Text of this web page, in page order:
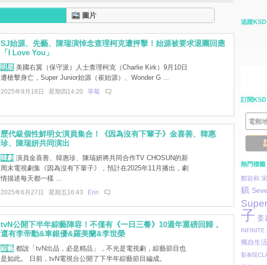
圖片
SJ始源、先藝、陳瑞演悼念查理柯克遭抨擊！始源被要求退團回應
「I Love You」
明星美國右翼（保守派）人士查理柯克（Charlie Kirk）9月10日
遭槍擊身亡，Super Junior始源（崔始源）、Wonder G ...
2025年9月18日 星期四14:20 草莓
歷代級個性鮮明女演員集合！《因為沒有下輩子》金喜善、韓惠
珍、陳瑞妍共同演出
韓劇 演員金喜善、韓惠珍、陳瑞妍將共同合作TV CHOSUN的新
周末電視劇集《因為沒有下輩子》，預計在2025年11月播出，劇
情描述每天都一樣 ...
2025年6月27日 星期五16:43 Erin
tvN公開下半年綜藝陣容！不僅有《一日三餐》10週年重磅回歸，
還有李帝勳&車銀優&羅美蘭&李世榮
綜藝都說「tvN出品，必是精品」，不光是電視劇，綜藝節目也
是如此。 日前，tvN電視台公開了下半年綜藝節目編成。
追蹤KSD
訂閱KSD
熱門標籤
鄭容和
鎮
子 姜
INFINITE
獨自生活
梨泰院